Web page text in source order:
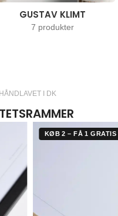
GUSTAV KLIMT
7 produkter
I DK
KØB 2 – FÅ 1 GRATIS